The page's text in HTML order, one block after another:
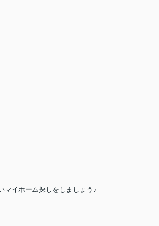
マイホーム探しをしましょう♪